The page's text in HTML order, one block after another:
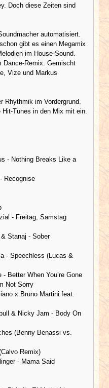
Doch diese Zeiten sind
automatisiert.
gibt es einen Megamix
im House-Sound.
Dance-Remix. Gemischt
Vize und Markus
Rhythmik im Vordergrund.
Tunes in den Mix mit ein.
- Nothing Breaks Like a
Recognise
- Freitag, Samstag
Stanaj - Sober
- Speechless (Lucas &
Better When You’re Gone
Not Sorry
x Bruno Martini feat.
& Nicky Jam - Body On
(Benny Benassi vs.
Remix)
- Mama Said